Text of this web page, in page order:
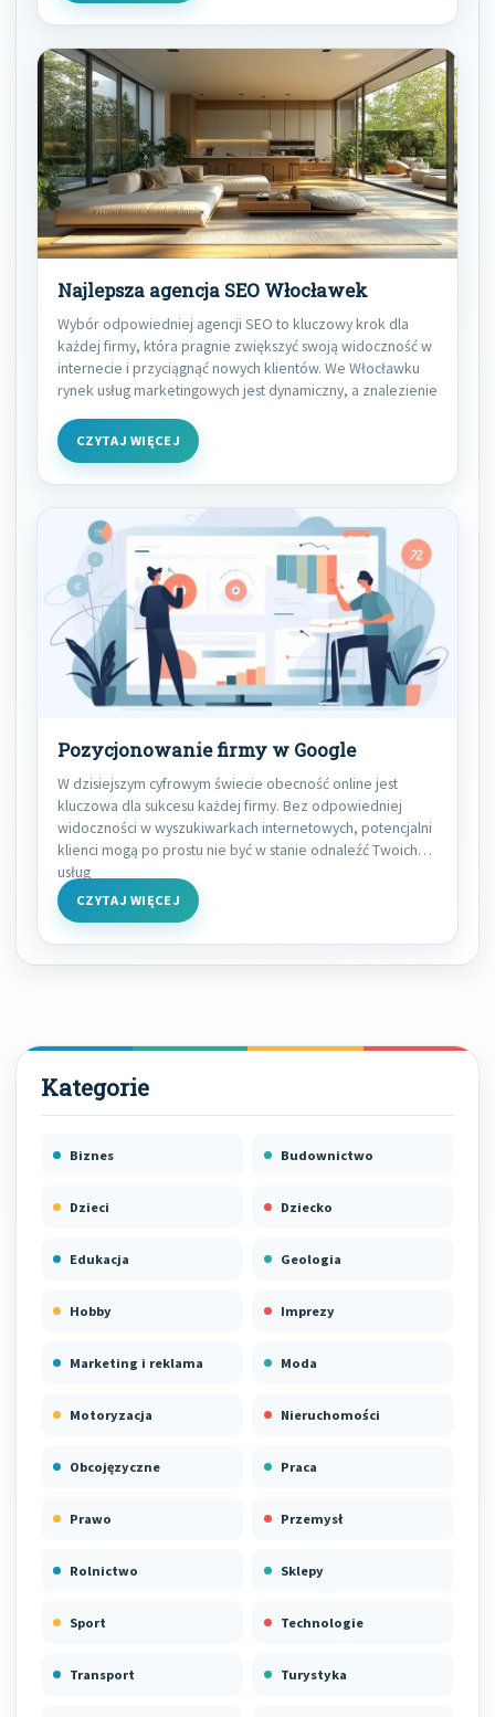
Najlepsza agencja SEO Włocławek
Wybór odpowiedniej agencji SEO to kluczowy krok dla
każdej firmy, która pragnie zwiększyć swoją widoczność w
internecie i przyciągnąć nowych klientów. We Włocławku
rynek usług marketingowych jest dynamiczny, a znalezienie
CZYTAJ WIĘCEJ
Pozycjonowanie firmy w Google
W dzisiejszym cyfrowym świecie obecność online jest
kluczowa dla sukcesu każdej firmy. Bez odpowiedniej
widoczności w wyszukiwarkach internetowych, potencjalni
klienci mogą po prostu nie być w stanie odnaleźć Twoich
usług
CZYTAJ WIĘCEJ
Biznes Budownictwo
Dzieci Dziecko
Edukacja Geologia
Hobby Imprezy
Marketing i reklama Moda
Motoryzacja Nieruchomości
Obcojęzyczne Praca
Prawo Przemysł
Rolnictwo Sklepy
Sport Technologie
Transport Turystyka